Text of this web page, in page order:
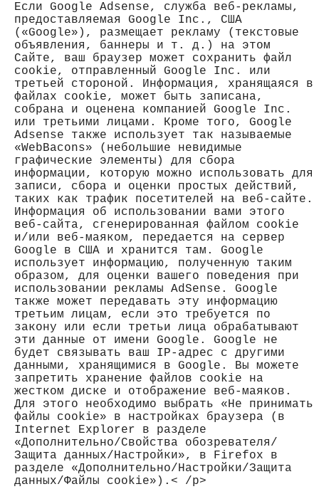
Если Google Adsense, служба веб-рекламы,
предоставляемая Google Inc., США
(«Google»), размещает рекламу (текстовые
объявления, баннеры и т. д.) на этом
Сайте, ваш браузер может сохранить файл
cookie, отправленный Google Inc. или
третьей стороной. Информация, хранящаяся в
файлах cookie, может быть записана,
собрана и оценена компанией Google Inc.
или третьими лицами. Кроме того, Google
Adsense также использует так называемые
«WebBacons» (небольшие невидимые
графические элементы) для сбора
информации, которую можно использовать для
записи, сбора и оценки простых действий,
таких как трафик посетителей на веб-сайте.
Информация об использовании вами этого
веб-сайта, сгенерированная файлом cookie
и/или веб-маяком, передается на сервер
Google в США и хранится там. Google
использует информацию, полученную таким
образом, для оценки вашего поведения при
использовании рекламы AdSense. Google
также может передавать эту информацию
третьим лицам, если это требуется по
закону или если третьи лица обрабатывают
эти данные от имени Google. Google не
будет связывать ваш IP-адрес с другими
данными, хранящимися в Google. Вы можете
запретить хранение файлов cookie на
жестком диске и отображение веб-маяков.
Для этого необходимо выбрать «Не принимать
файлы cookie» в настройках браузера (в
Internet Explorer в разделе
«Дополнительно/Свойства обозревателя/
Защита данных/Настройки», в Firefox в
разделе «Дополнительно/Настройки/Защита
данных/Файлы cookie»).< /p>